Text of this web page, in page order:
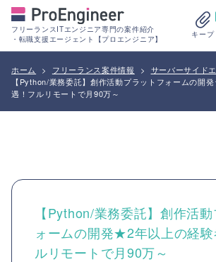
フリーランスITエンジニア専門の案件紹介
・転職支援エージェント【プロエンジニア】
キープ
ホーム > フリーランス案件情報 > サーバーサイド
【Python/業務委託】創作活動プラットフォームの開
遇！フルリモートで月90万～
【Python/業務委託】創作活
ォームの開発★2年以上の経
ルリモートで月90万～